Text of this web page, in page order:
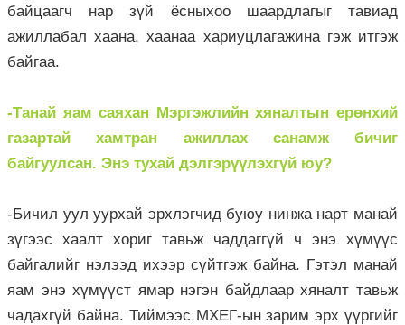
байцаагч нар зүй ёсныхоо шаардлагыг тавиад
ажиллабал хаана, хаанаа хариуцлагажина гэж итгэж
байгаа.
-Танай яам саяхан Мэргэжлийн хяналтын ерөнхий
газартай хамтран ажиллах санамж бичиг
байгуулсан. Энэ тухай дэлгэрүүлэхгүй юу?
-Бичил уул уурхай эрхлэгчид буюу нинжа нарт манай
зүгээс хаалт хориг тавьж чаддаггүй ч энэ хүмүүс
байгалийг нэлээд ихээр сүйтгэж байна. Гэтэл манай
яам энэ хүмүүст ямар нэгэн байдлаар хяналт тавьж
чадахгүй байна. Тиймээс МХЕГ-ын зарим эрх үүргийг